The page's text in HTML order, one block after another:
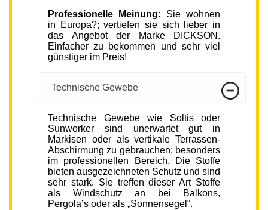
Professionelle Meinung: Sie wohnen
in Europa?; vertiefen sie sich lieber in
das Angebot der Marke DICKSON.
Einfacher zu bekommen und sehr viel
günstiger im Preis!
Technische Gewebe
Technische Gewebe wie Soltis oder
Sunworker sind unerwartet gut in
Markisen oder als vertikale Terrassen-
Abschirmung zu gebrauchen; besonders
im professionellen Bereich. Die Stoffe
bieten ausgezeichneten Schutz und sind
sehr stark. Sie treffen dieser Art Stoffe
als Windschutz an bei Balkons,
Pergola’s oder als „Sonnensegel“.